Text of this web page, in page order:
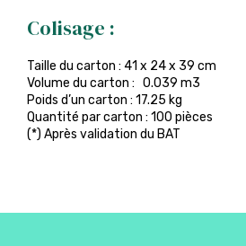
Colisage :
Taille du carton : 41 x 24 x 39 cm
Volume du carton : 0.039 m3
Poids d’un carton : 17.25 kg
Quantité par carton : 100 pièces
(*) Après validation du BAT